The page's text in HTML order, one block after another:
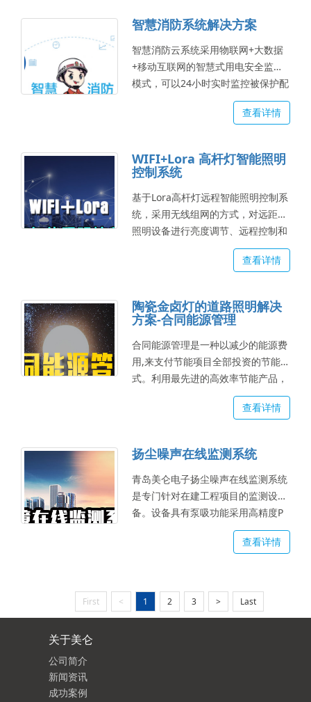
智慧消防系统解决方案
智慧消防云系统采用物联网+大数据
+移动互联网的智慧式用电安全监管
模式，可以24小时实时监控被保护配
电线路的，电压，电流，剩余电流，
线缆温度。及时发现电气线路或设备
载，过压等安全隐患。当检测到报警
时，发出报警，蜂鸣器持续响动，并
传输数据到云服务器平台及APP，通
知用户进行排查。...
查看详情
WIFI+Lora 高杆灯智能照明
控制系统
基于Lora高杆灯远程智能照明控制系
统，采用无线组网的方式，对远距离
照明设备进行亮度调节、远程控制和
故障报错等一系列的智能化控制。...
查看详情
陶瓷金卤灯的道路照明解决
方案-合同能源管理
合同能源管理是一种以减少的能源费
用,来支付节能项目全部投资的节能方
式。利用最先进的高效率节能产品，
充分考虑客户需求及体验度，为项目
度身定制节能方案，确保节能效益、
查看详情
扬尘噪声在线监测系统
青岛美仑电子扬尘噪声在线监测系统
是专门针对在建工程项目的监测设
备。设备具有泵吸功能采用高精度P
M（PM2.5/PM10/TSP）传感器，并
且带有除湿功能，该设备具有1路百
路继电器输出（默认可接现场二级继
电器控制雾炮）、1路485从站输出...
查看详情
First < 1 2 3 > Last
关于美仑
公司简介
新闻资讯
成功案例